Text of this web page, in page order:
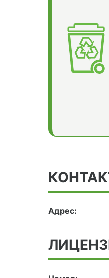
Адрес: